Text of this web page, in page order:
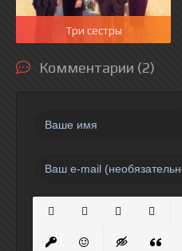
Три сестры
Комментарии (2)